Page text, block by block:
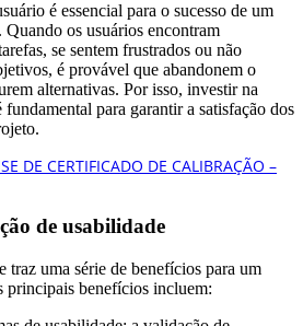
é essencial para o sucesso de um
os usuários encontram
se sentem frustrados ou não
é provável que abandonem o
alternativas. Por isso, investir na
para garantir a satisfação dos
de usabilidade
traz uma série de benefícios para um
benefícios incluem: